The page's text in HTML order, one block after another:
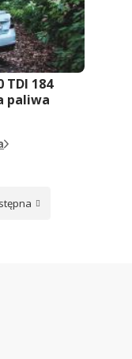
TDI 184
paliwa